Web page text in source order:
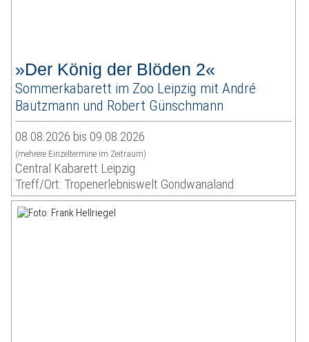
»Der König der Blöden 2«
Sommerkabarett im Zoo Leipzig mit André
Bautzmann und Robert Günschmann
08.08.2026 bis 09.08.2026
(mehrere Einzeltermine im Zeitraum)
Central Kabarett Leipzig
Treff/Ort: Tropenerlebniswelt Gondwanaland